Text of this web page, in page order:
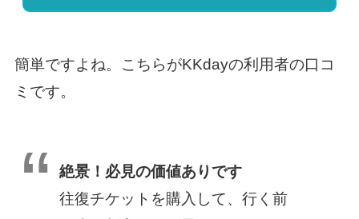
簡単ですよね。こちらがKKdayの利用者の口コ
ミです。
絶景！必見の価値ありです
往復チケットを購入して、行く前